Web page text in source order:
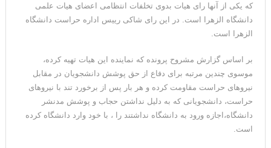
که یکی از آنها رای هیات بدوی تخلفات انتظامی اعضای هیات علمی
دانشگاه الزهرا است. در این رای شاکی رییس اداره حراست دانشگاه
الزهرا است.
بر اساس گزارش مشروح پرونده که نماینده این هیات تهیه کرده،
موسوی چندین مرتبه برای دفاع از حق پوشش دانشجویان در مقابل
نیروهای حراست مقاومت کرده و هر بار پس از برخورد تند با نیروهای
حراست، دانشجویانی که به دلیل نداشتن حجاب و پوشش مدنشر
دانشگاه،اجازه ورود به دانشگاه نداشتند را ، با خود وارد دانشگاه کرده
است.